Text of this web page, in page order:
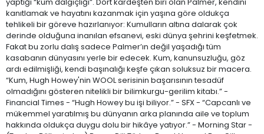
kanıtlamak ve hayatını kazanmak için yaşına göre oldukça
tehlikeli bir göreve hazırlanıyor: Kumulların altına dalarak çok
derinde olduğuna inanılan efsanevi, eski dünya şehrini keşfetmek.
Fakat bu zorlu dalış sadece Palmer’ın değil yaşadığı tüm
kasabanın dünyasını yerle bir edecek. Kum, kanunsuzluğu, göz
ardı edilmişliği, kendi başınalığı keşfe çıkan soluksuz bir macera.
“Kum, Hugh Howey'nin WOOL serisinin başarısının tesadüf
olmadığını gösteren nitelikli bir bilimkurgu-gerilim kitabı.” -
Financial Times - “Hugh Howey bu işi biliyor.” - SFX - “Capcanlı ve
mükemmel yaratılmış bu dünyanın arka planında aile ve toplum
hakkında oldukça duygu dolu bir hikâye yatıyor.” - Morning Star -